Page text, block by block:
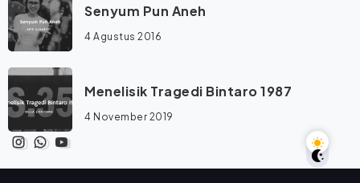
Senyum Pun Aneh
4 Agustus 2016
Menelisik Tragedi Bintaro 1987
4 November 2019